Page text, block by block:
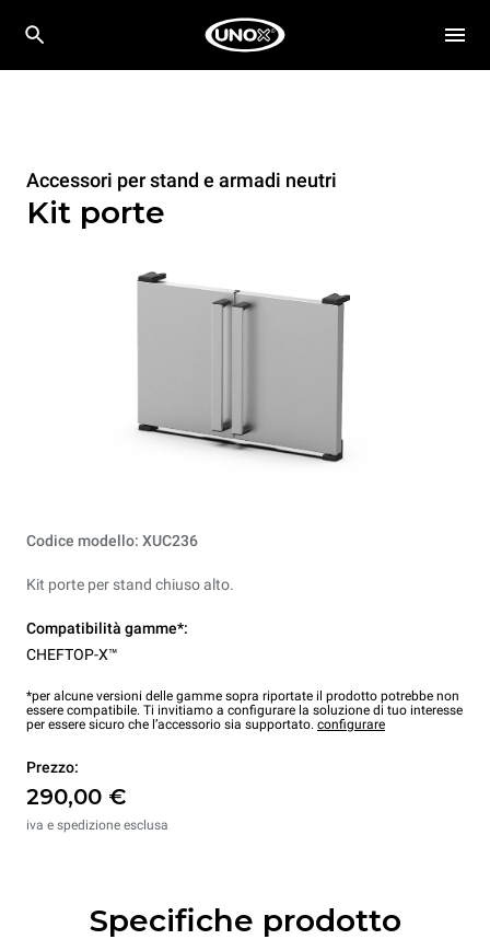
Accessori per stand e armadi neutri
Kit porte
Codice modello: XUC236
Kit porte per stand chiuso alto.
Compatibilità gamme*:
CHEFTOP-X™
*per alcune versioni delle gamme sopra riportate il prodotto potrebbe non
essere compatibile. Ti invitiamo a configurare la soluzione di tuo interesse
per essere sicuro che l’accessorio sia supportato. configurare
Prezzo:
290,00 €
iva e spedizione esclusa
Specifiche prodotto